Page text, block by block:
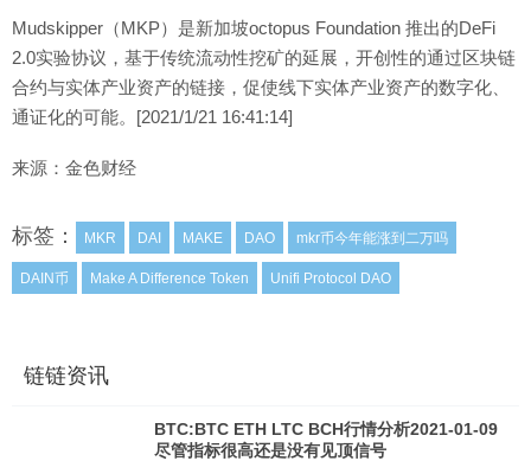
Mudskipper（MKP）是新加坡octopus Foundation 推出的DeFi
2.0实验协议，基于传统流动性挖矿的延展，开创性的通过区块链
合约与实体产业资产的链接，促使线下实体产业资产的数字化、
通证化的可能。[2021/1/21 16:41:14]
来源：金色财经
标签： MKR DAI MAKE DAO mkr币今年能涨到二万吗
DAIN币 Make A Difference Token Unifi Protocol DAO
链链资讯
BTC:BTC ETH LTC BCH行情分析2021-01-09
尽管指标很高还是没有见顶信号